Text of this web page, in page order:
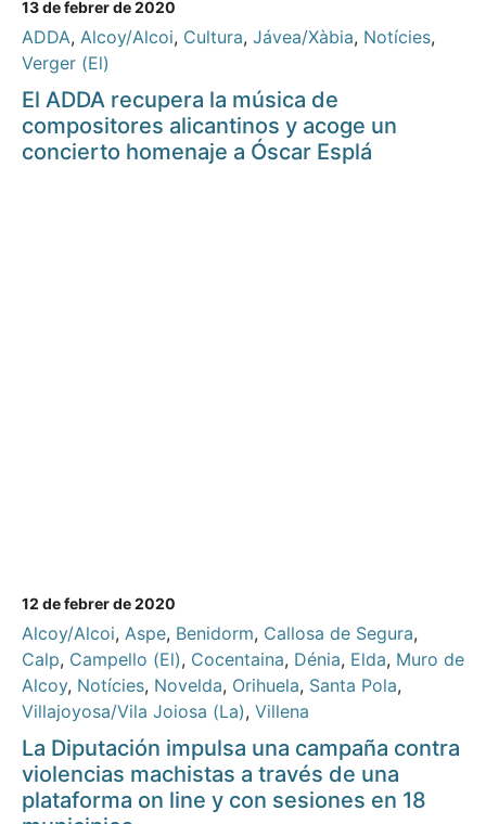
13 de febrer de 2020
ADDA, Alcoy/Alcoi, Cultura, Jávea/Xàbia, Notícies,
Verger (El)
El ADDA recupera la música de
compositores alicantinos y acoge un
concierto homenaje a Óscar Esplá
12 de febrer de 2020
Alcoy/Alcoi, Aspe, Benidorm, Callosa de Segura,
Calp, Campello (El), Cocentaina, Dénia, Elda, Muro de
Alcoy, Notícies, Novelda, Orihuela, Santa Pola,
Villajoyosa/Vila Joiosa (La), Villena
La Diputación impulsa una campaña contra
violencias machistas a través de una
plataforma on line y con sesiones en 18